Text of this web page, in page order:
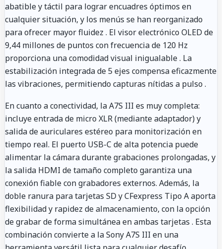
abatible y táctil para lograr encuadres óptimos en
cualquier situación, y los menús se han reorganizado
para ofrecer mayor fluidez . El visor electrónico OLED de
9,44 millones de puntos con frecuencia de 120 Hz
proporciona una comodidad visual inigualable. La
estabilización integrada de 5 ejes compensa eficazmente
las vibraciones, permitiendo capturas nítidas a pulso .
En cuanto a conectividad, la A7S III es muy completa:
incluye entrada de micro XLR (mediante adaptador) y
salida de auriculares estéreo para monitorización en
tiempo real. El puerto USB-C de alta potencia puede
alimentar la cámara durante grabaciones prolongadas, y
la salida HDMI de tamaño completo garantiza una
conexión fiable con grabadores externos. Además, la
doble ranura para tarjetas SD y CFexpress Tipo A aporta
flexibilidad y rapidez de almacenamiento, con la opción
de grabar de forma simultánea en ambas tarjetas . Esta
combinación convierte a la Sony A7S III en una